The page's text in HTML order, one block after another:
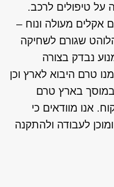
על טיפולים לרכב.
אקלים מעולה ונוח –
שגורם לשחיקה
נבדק בצורה
טרם היבוא לארץ וכן
בארץ טרם
אנו מוודאים כי
לעבודה ולהתקנה